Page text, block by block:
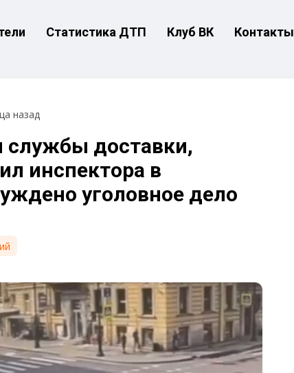
Статистика ДТП Клуб ВК Контакты
назад
службы доставки,
инспектора в
уголовное дело